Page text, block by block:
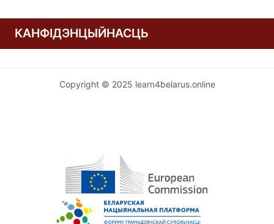
КАНФІДЭНЦЫЙНАСЦЬ
Copyright © 2025 learn4belarus.online